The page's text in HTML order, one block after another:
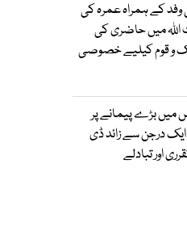
وفد کے ہمراہ عمرہ کی
اللہ میں حاضری کی
و قوم کیلیے خصوصی
میں بڑے پیمانے پر
ایک درجن سے زائد ڈی
اور تبادلے